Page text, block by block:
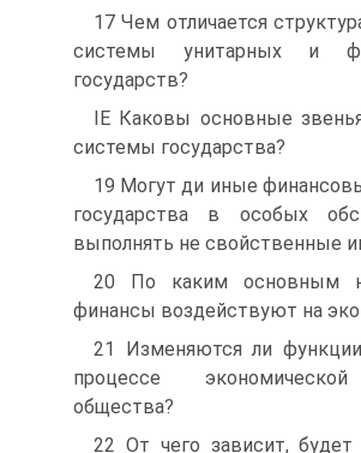
17 Чем отличается
системы унитарных и
государств?
ІЕ Каковы основные
системы государства?
19 Могут ди иные
государства в особых
выполнять не свойственные
20 По каким основным
финансы воздействуют на
21 Изменяются ли
процессе
общества?
22 От чего зависит,